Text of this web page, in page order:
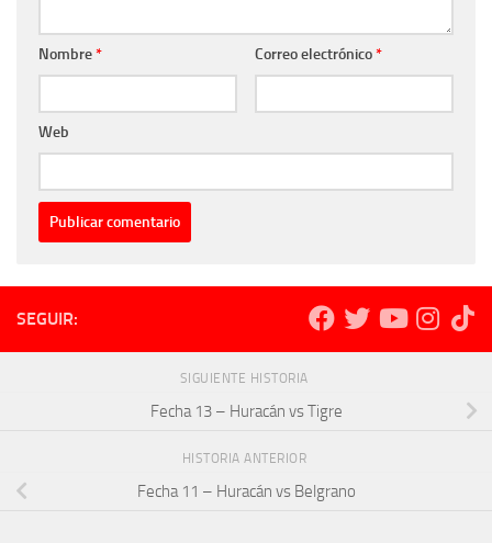
Nombre* Correo electrónico*
Web
SEGUIR:
SIGUIENTE HISTORIA
Fecha 13 – Huracán vs Tigre
HISTORIA ANTERIOR
Fecha 11 – Huracán vs Belgrano